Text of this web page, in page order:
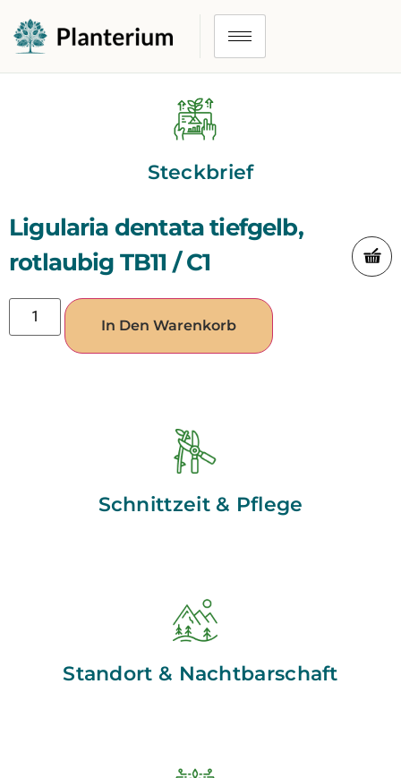
Steckbrief
Ligularia dentata tiefgelb,
rotlaubig TB11 / C1
In Den Warenkorb
Schnittzeit & Pflege
Standort & Nachtbarschaft